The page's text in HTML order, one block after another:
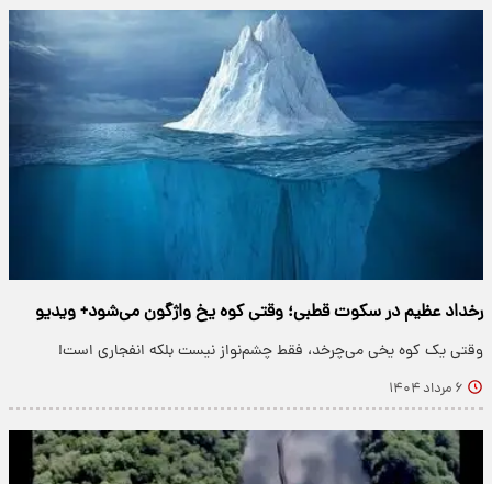
رخداد عظیم در سکوت قطبی؛ وقتی کوه یخ واژگون می‌شود+ ویدیو
وقتی یک کوه یخی می‌چرخد، فقط چشم‌نواز نیست بلکه انفجاری است!
۶ مرداد ۱۴۰۴